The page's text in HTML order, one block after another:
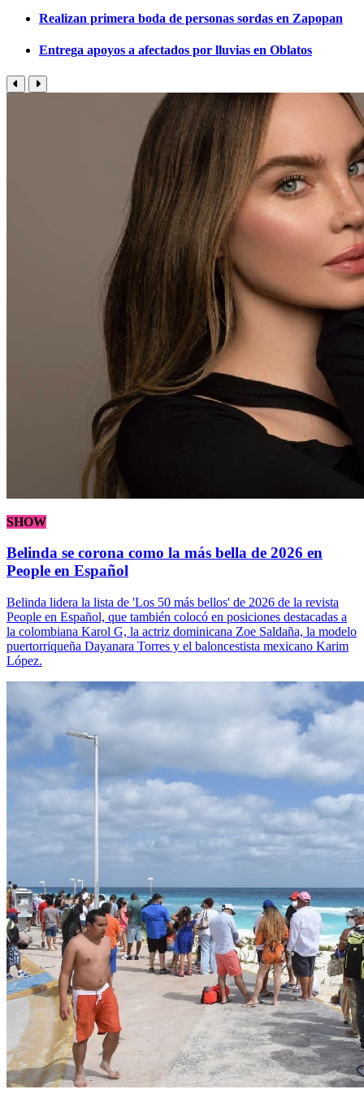
Realizan primera boda de personas sordas en Zapopan
Entrega apoyos a afectados por lluvias en Oblatos
SHOW
Belinda se corona como la más bella de 2026 en
People en Español
Belinda lidera la lista de 'Los 50 más bellos' de 2026 de la revista
People en Español, que también colocó en posiciones destacadas a
la colombiana Karol G, la actriz dominicana Zoe Saldaña, la modelo
puertorriqueña Dayanara Torres y el baloncestista mexicano Karim
López.